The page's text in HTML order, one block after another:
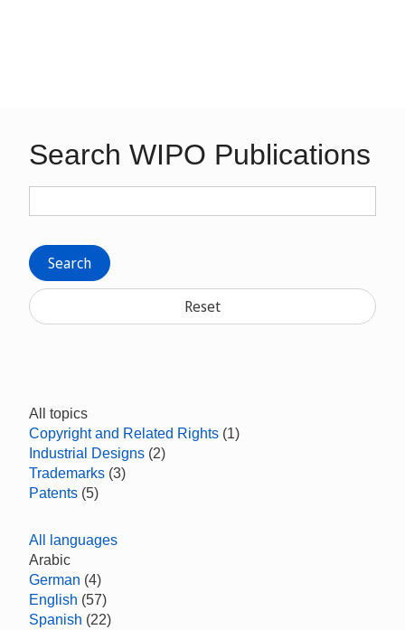
Search WIPO Publications
Search
Reset
All topics
Copyright and Related Rights (1)
Industrial Designs (2)
Trademarks (3)
Patents (5)
All languages
Arabic
German (4)
English (57)
Spanish (22)